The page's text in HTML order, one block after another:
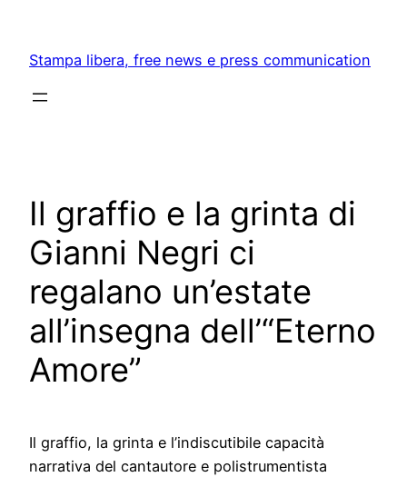
content
Stampa libera, free news e press communication
Il graffio e la grinta di
Gianni Negri ci
regalano un’estate
all’insegna dell’“Eterno
Amore”
Il graffio, la grinta e l’indiscutibile capacità
narrativa del cantautore e polistrumentista